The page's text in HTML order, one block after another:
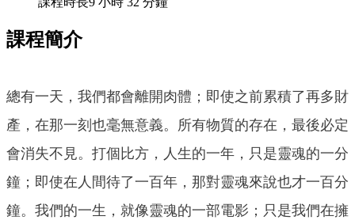
課程簡介
總有一天，我們都會離開肉體；即使之前累積了再多財
產，在那一刻也毫無意義。所有物質的存在，最後必定
會消失不見。打個比方，人生的一年，只是靈魂的一分
鐘；即使在人間待了一百年，那對靈魂來說也才一百分
鐘。我們的一生，就像靈魂的一部電影；只是我們在擁